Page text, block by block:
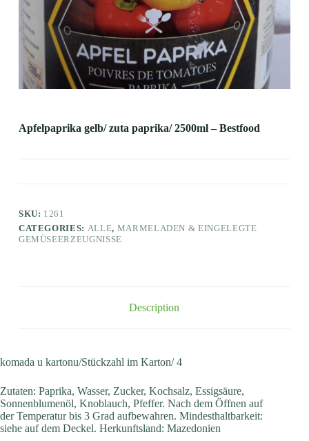
Apfelpaprika gelb/ zuta paprika/ 2500ml – Bestfood
SKU: 1261
CATEGORIES: ALLE, MARMELADEN & EINGELEGTE
GEMÜSEERZEUGNISSE
Description
komada u kartonu/Stückzahl im Karton/ 4
Zutaten: Paprika, Wasser, Zucker, Kochsalz, Essigsäure,
Sonnenblumenöl, Knoblauch, Pfeffer. Nach dem Öffnen auf
der Temperatur bis 3 Grad aufbewahren. Mindesthaltbarkeit:
siehe auf dem Deckel. Herkunftsland: Mazedonien